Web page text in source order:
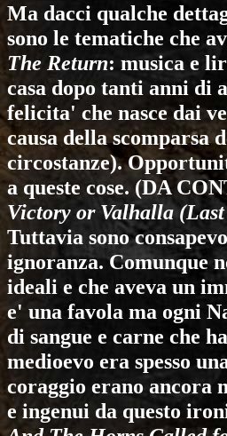
Ma dacci qualche
sono le tematiche che
The Return: musica e
casa dopo tanti anni di
felicita' che nasce dai
causa della scomparsa
circostanze).
a queste cose. (DA
Victory or Valhalla
Tuttavia sono
ignoranza. Comunque
ideali e che aveva un
e' una favola ma ogni
di sangue e carne che
medioevo era spesso
coraggio erano ancora
e ingenui da questo